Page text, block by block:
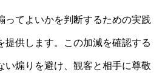
ってよいかを判断するための実践
提供します。この加減を確認する
い煽りを避け、観客と相手に尊敬